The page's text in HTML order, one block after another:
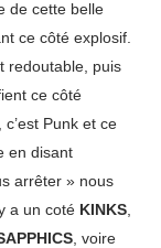
de cette belle
ce côté explosif.
redoutable, puis
ce côté
Punk et ce
en disant
arrêter » nous
a un coté KINKS,
, voire